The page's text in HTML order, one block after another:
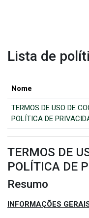
Lista de
Nome
TERMOS DE USO DE
POLÍTICA DE
TERMOS DE
POLÍTICA DE
Resumo
INFORMAÇÕES